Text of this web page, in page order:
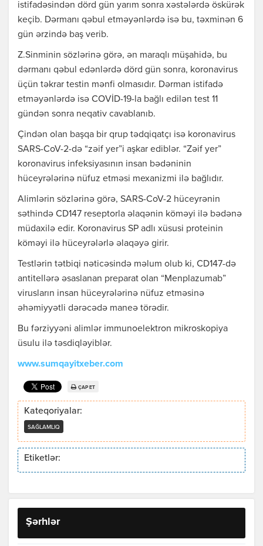
istifadəsindən dörd gün yarım sonra xəstələrdə öskürək
keçib. Dərmanı qəbul etməyənlərdə isə bu, təxminən 6
gün ərzində baş verib.
Z.Sinminin sözlərinə görə, ən maraqlı müşahidə, bu
dərmanı qəbul edənlərdə dörd gün sonra, koronavirus
üçün təkrar testin mənfi olmasıdır. Dərman istifadə
etməyənlərdə isə COVİD-19-la bağlı edilən test 11
gündən sonra neqativ cavablanıb.
Çindən olan başqa bir qrup tədqiqatçı isə koronavirus
SARS-CoV-2-də “zəif yer”i aşkar ediblər. “Zəif yer”
koronavirus infeksiyasının insan bədəninin
hüceyrələrinə nüfuz etməsi mexanizmi ilə bağlıdır.
Alimlərin sözlərinə görə, SARS-CoV-2 hüceyrənin
səthində CD147 reseptorla əlaqənin köməyi ilə bədənə
müdaxilə edir. Koronavirus SP adlı xüsusi proteinin
köməyi ilə hüceyrələrlə əlaqəyə girir.
Testlərin tətbiqi nəticəsində məlum olub ki, CD147-də
antitellərə əsaslanan preparat olan “Menplazumab”
virusların insan hüceyrələrinə nüfuz etməsinə
əhəmiyyətli dərəcədə maneə törədir.
Bu fərziyyəni alimlər immunoelektron mikroskopiya
üsulu ilə təsdiqləyiblər.
www.sumqayitxeber.com
ÇAP ET
Kateqoriyalar:
SAĞLAMLIQ
Etiketlər:
Şərhlər